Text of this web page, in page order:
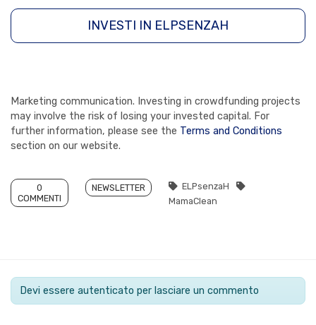
INVESTI IN ELPSENZAH
Marketing communication. Investing in crowdfunding projects
may involve the risk of losing your invested capital. For
further information, please see the Terms and Conditions
section on our website.
0
COMMENTI
NEWSLETTER
ELPsenzaH
MamaClean
Devi essere autenticato per lasciare un commento